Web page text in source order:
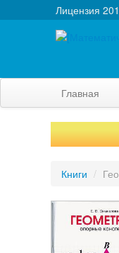
Лицензия
Главная
Книги /